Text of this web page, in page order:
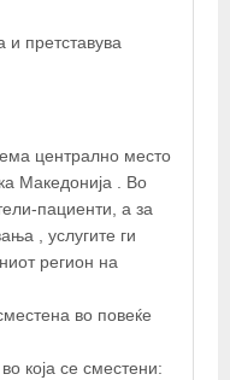
и претставува
централно место
Македонија . Во
пациенти, а за
, услугите ги
регион на
во повеќе
која се сместени: